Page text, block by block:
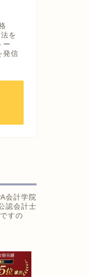
を
ー
発信
会計学院
認会計士
すの